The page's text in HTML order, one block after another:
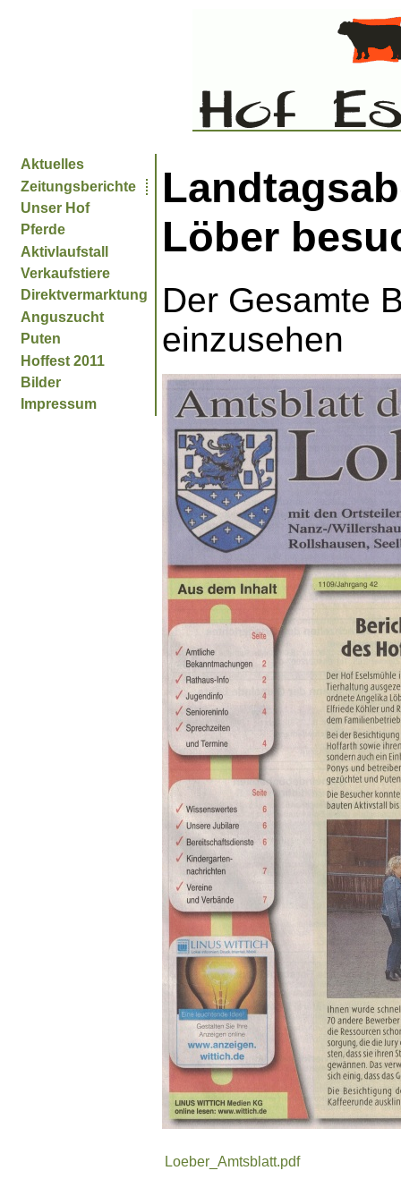
Aktuelles
Zeitungsberichte
Unser Hof
Pferde
Aktivlaufstall
Verkaufstiere
Direktvermarktung
Anguszucht
Puten
Hoffest 2011
Bilder
Impressum
Löber
Der Gesamte
einzusehen
Loeber_Amtsblatt.pdf